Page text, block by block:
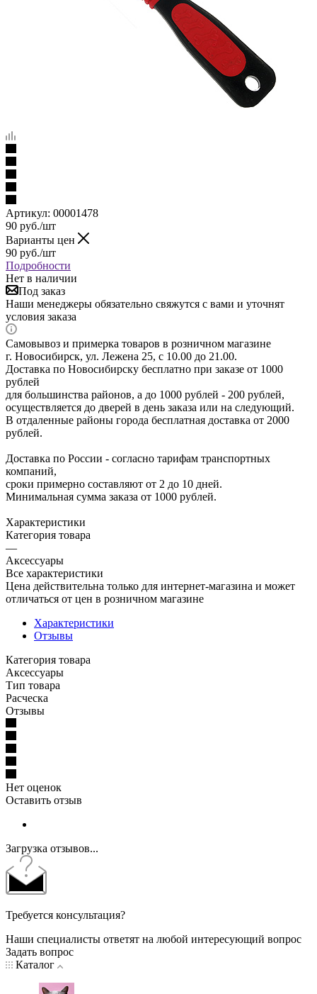
Артикул: 00001478
90 руб./шт
Варианты цен
90 руб./шт
Подробности
Нет в наличии
Под заказ
Наши менеджеры обязательно свяжутся с вами и уточнят
условия заказа
Самовывоз и примерка товаров в розничном магазине
г. Новосибирск, ул. Лежена 25, с 10.00 до 21.00.
Доставка по Новосибирску бесплатно при заказе от 1000
рублей
для большинства районов, а до 1000 рублей - 200 рублей,
осуществляется до дверей в день заказа или на следующий.
В отдаленные районы города бесплатная доставка от 2000
рублей.
Доставка по России - согласно тарифам транспортных
компаний,
сроки примерно составляют от 2 до 10 дней.
Минимальная сумма заказа от 1000 рублей.
Характеристики
Категория товара
—
Аксессуары
Все характеристики
Цена действительна только для интернет-магазина и может
отличаться от цен в розничном магазине
Характеристики
Отзывы
Категория товара
Аксессуары
Тип товара
Расческа
Отзывы
Нет оценок
Оставить отзыв
Загрузка отзывов...
Требуется консультация?
Наши специалисты ответят на любой интересующий вопрос
Задать вопрос
Каталог